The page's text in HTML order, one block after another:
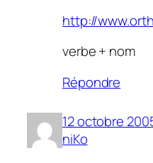
http://
verbe + nom
Répondre
12 octobre
niKo